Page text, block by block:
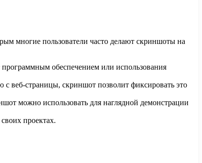
многие пользователи часто делают скриншоты на
обеспечением или использования
веб-страницы, скриншот позволит фиксировать это
можно использовать для наглядной демонстрации
проектах.